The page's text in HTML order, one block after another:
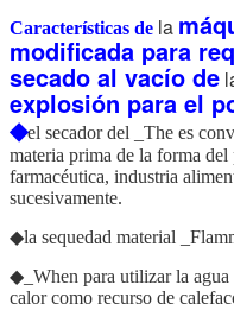
Características de la
modificada para
secado al vacío de
explosión para el
◆el secador del _The es
materia prima de la forma
farmacéutica, industria
sucesivamente.
◆la sequedad material
◆_When para utilizar la agua
calor como recurso de